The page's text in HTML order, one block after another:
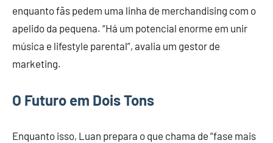
enquanto fãs pedem uma linha de merchandising com o
apelido da pequena. “Há um potencial enorme em unir
música e lifestyle parental”, avalia um gestor de
marketing.
O Futuro em Dois Tons
Enquanto isso, Luan prepara o que chama de “fase mais